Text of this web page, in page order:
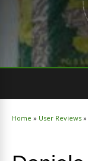
Home » User Reviews »